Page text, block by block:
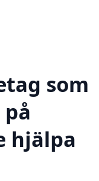
som
hjälpa